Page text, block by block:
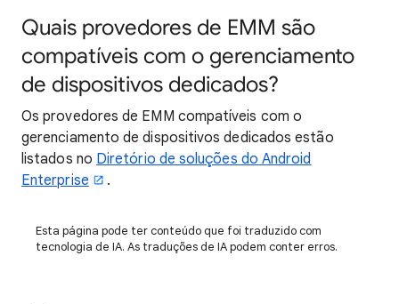
Quais provedores de EMM são
compatíveis com o gerenciamento
de dispositivos dedicados?
Os provedores de EMM compatíveis com o
gerenciamento de dispositivos dedicados estão
listados no Diretório de soluções do Android
Enterprise
.
Esta página pode ter conteúdo que foi traduzido com
tecnologia de IA. As traduções de IA podem conter erros.